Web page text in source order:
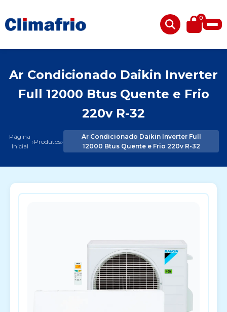
0
Ar Condicionado Daikin Inverter
Full 12000 Btus Quente e Frio
220v R-32
Página
Inicial ›Produtos›
Ar Condicionado Daikin Inverter Full
12000 Btus Quente e Frio 220v R-32